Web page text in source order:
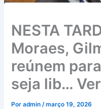
NESTA
Moraes,
reúnem
seja lib…
Poradmin/março 19, 2026